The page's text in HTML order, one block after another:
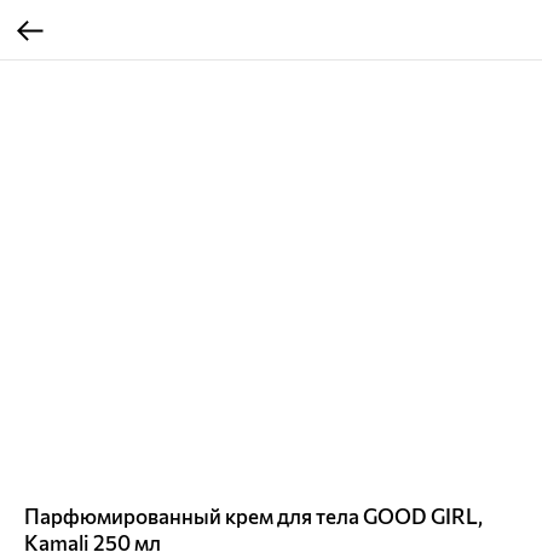
Парфюмированный крем для тела GOOD GIRL,
Kamali 250 мл